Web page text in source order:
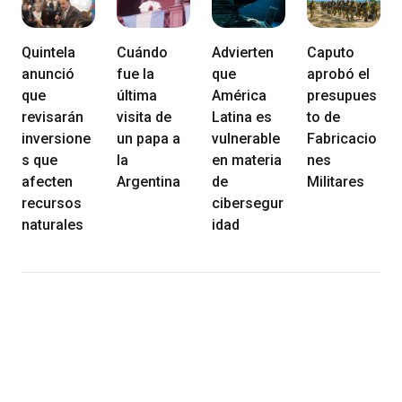
Quintela
anunció
que
revisarán
inversione
s que
afecten
recursos
naturales
Cuándo
fue la
última
visita de
un papa a
la
Argentina
Advierten
que
América
Latina es
vulnerable
en materia
de
cibersegur
idad
Caputo
aprobó el
presupues
to de
Fabricacio
nes
Militares